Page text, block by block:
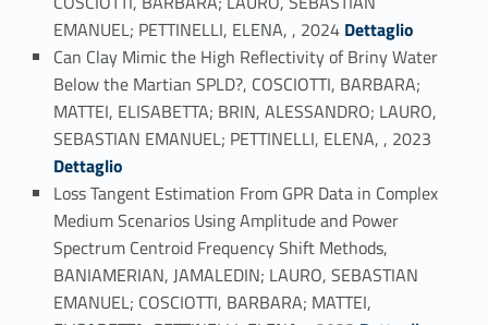
EMANUEL; PETTINELLI, ELENA, , 2024 Link identifier #identifier_person_196404-8Dettaglio
Can Clay Mimic the High Reflectivity of Briny Water
Below the Martian SPLD?, COSCIOTTI, BARBARA;
MATTEI, ELISABETTA; BRIN, ALESSANDRO; LAURO,
SEBASTIAN EMANUEL; PETTINELLI, ELENA, , 2023Link identifier #identifier_person_51977-9
Dettaglio
Loss Tangent Estimation From GPR Data in Complex
Medium Scenarios Using Amplitude and Power
Spectrum Centroid Frequency Shift Methods,
BANIAMERIAN, JAMALEDIN; LAURO, SEBASTIAN
EMANUEL; COSCIOTTI, BARBARA; MATTEI,
Link identifier #identifier_person_149477-10